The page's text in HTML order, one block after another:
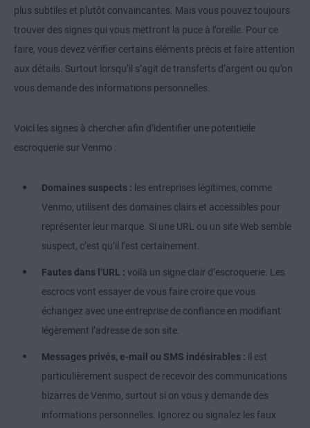
plus subtiles et plutôt convaincantes. Mais vous pouvez toujours
trouver des signes qui vous mettront la puce à l’oreille. Pour ce
faire, vous devez vérifier certains éléments précis et faire attention
aux détails. Surtout lorsqu’il s’agit de transferts d’argent ou qu’on
vous demande des informations personnelles.
Voici les signes à chercher afin d’identifier une potentielle
escroquerie sur Venmo :
Domaines suspects : les entreprises légitimes, comme
Venmo, utilisent des domaines clairs et accessibles pour
représenter leur marque. Si une URL ou un site Web semble
suspect, c’est qu’il l’est certainement.
Fautes dans l’URL : voilà un signe clair d’escroquerie. Les
escrocs vont essayer de vous faire croire que vous
échangez avec une entreprise de confiance en modifiant
légèrement l’adresse de son site.
Messages privés, e-mail ou SMS indésirables : il est
particulièrement suspect de recevoir des communications
bizarres de Venmo, surtout si on vous y demande des
informations personnelles. Ignorez ou signalez les faux